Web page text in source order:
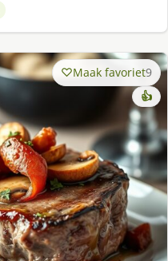
Maak favoriet9
👍